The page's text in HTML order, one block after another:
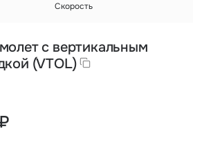
Скорость
с вертикальным
(VTOL)